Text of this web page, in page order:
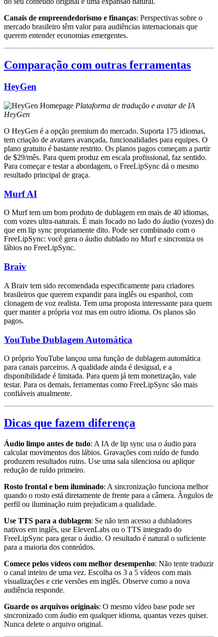
Canais de empreendedorismo e finanças: Perspectivas sobre o
mercado brasileiro têm valor para audiências internacionais que
querem entender economias emergentes.
Comparação com outras ferramentas
HeyGen
Plataforma de tradução e avatar de IA
HeyGen
O HeyGen é a opção premium do mercado. Suporta 175 idiomas,
tem criação de avatares avançada, funcionalidades para equipes. O
plano gratuito é bastante restrito. Os planos pagos começam a partir
de $29/mês. Para quem produz em escala profissional, faz sentido.
Para começar e testar a abordagem, o FreeLipSync dá o mesmo
resultado principal de graça.
Murf AI
O Murf tem um bom produto de dublagem em mais de 40 idiomas,
com vozes ultra-naturais. É mais focado no lado do áudio (vozes) do
que em lip sync propriamente dito. Pode ser combinado com o
FreeLipSync: você gera o áudio dublado no Murf e sincroniza os
lábios no FreeLipSync.
Braiv
A Braiv tem sido recomendada especificamente para criadores
brasileiros que querem expandir para inglês ou espanhol, com
clonagem de voz realista. Tem uma proposta interessante para quem
quer manter a própria voz mas em outro idioma. Os planos são
pagos.
YouTube Dublagem Automática
O próprio YouTube lançou uma função de dublagem automática
para canais parceiros. A qualidade ainda é desigual, e a
disponibilidade é limitada. Para quem já tem monetização, vale
testar. Para os demais, ferramentas como FreeLipSync são mais
confiáveis atualmente.
Dicas que fazem diferença
Áudio limpo antes de tudo: A IA de lip sync usa o áudio para
calcular movimentos dos lábios. Gravações com ruído de fundo
produzem resultados ruins. Use uma sala silenciosa ou aplique
redução de ruído primeiro.
Rosto frontal e bem iluminado: A sincronização funciona melhor
quando o rosto está diretamente de frente para a câmera. Ângulos de
perfil ou iluminação ruim prejudicam a qualidade.
Use TTS para a dublagem: Se não tem acesso a dubladores
nativos em inglês, use ElevenLabs ou o TTS integrado do
FreeLipSync para gerar o áudio. O resultado é natural o suficiente
para a maioria dos conteúdos.
Comece pelos vídeos com melhor desempenho: Não tente traduzir
o canal inteiro de uma vez. Escolha os 3 a 5 vídeos com mais
visualizações e crie versões em inglês. Observe como a nova
audiência responde.
Guarde os arquivos originais: O mesmo vídeo base pode ser
sincronizado com áudio em qualquer idioma, quantas vezes quiser.
Nunca delete o arquivo original.